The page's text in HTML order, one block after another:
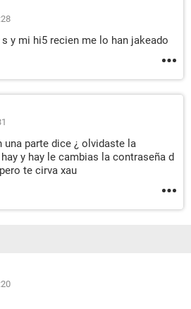
y mi hi5 recien me lo han jakeado
una parte dice ¿ olvidaste la
y hay le cambias la contraseña d
te cirva xau